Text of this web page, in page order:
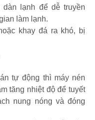
dàn lạnh để dễ truyền
làm lạnh.
khay đá ra khó, bị
tự động thì máy nén
tăng nhiệt độ để tuyết
nung nóng và đóng